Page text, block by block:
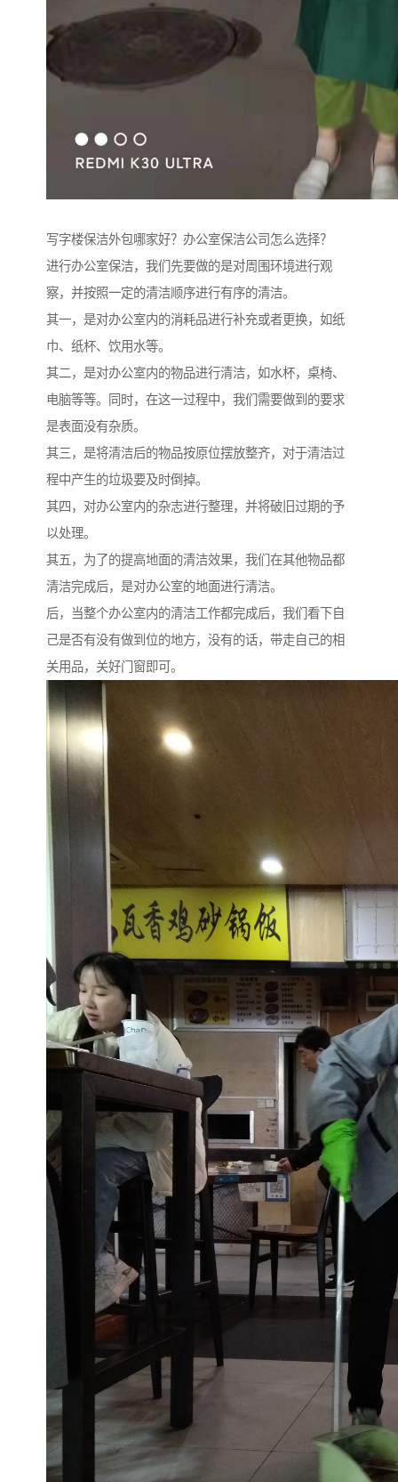
写字楼保洁外包哪家好？办公室保洁公司怎么选择？
进行办公室保洁，我们先要做的是对周围环境进行观
察，并按照一定的清洁顺序进行有序的清洁。
其一，是对办公室内的消耗品进行补充或者更换，如纸
巾、纸杯、饮用水等。
其二，是对办公室内的物品进行清洁，如水杯，桌椅、
电脑等等。同时，在这一过程中，我们需要做到的要求
是表面没有杂质。
其三，是将清洁后的物品按原位摆放整齐，对于清洁过
程中产生的垃圾要及时倒掉。
其四，对办公室内的杂志进行整理，并将破旧过期的予
以处理。
其五，为了的提高地面的清洁效果，我们在其他物品都
清洁完成后，是对办公室的地面进行清洁。
后，当整个办公室内的清洁工作都完成后，我们看下自
己是否有没有做到位的地方，没有的话，带走自己的相
关用品，关好门窗即可。